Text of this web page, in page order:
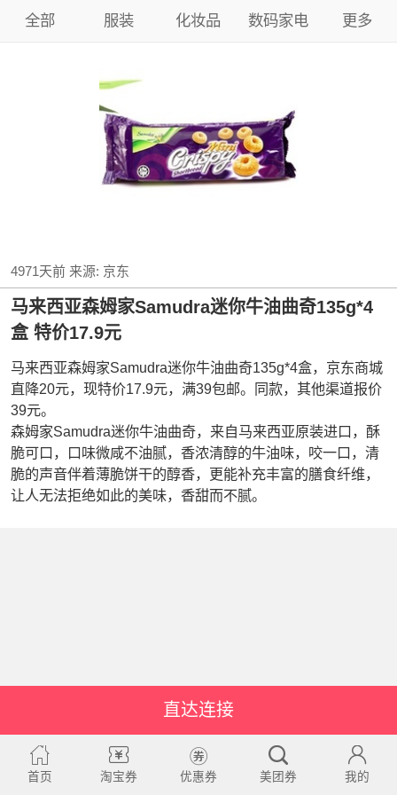
全部 服装 化妆品 数码家电 更多
4971天前来源: 京东
马来西亚森姆家Samudra迷你牛油曲奇135g*4
盒 特价17.9元
马来西亚森姆家Samudra迷你牛油曲奇135g*4盒，京东商城
直降20元，现特价17.9元，满39包邮。同款，其他渠道报价
39元。
森姆家Samudra迷你牛油曲奇，来自马来西亚原装进口，酥
脆可口，口味微咸不油腻，香浓清醇的牛油味，咬一口，清
脆的声音伴着薄脆饼干的醇香，更能补充丰富的膳食纤维，
让人无法拒绝如此的美味，香甜而不腻。
直达连接
首页 淘宝券 优惠券 美团券 我的